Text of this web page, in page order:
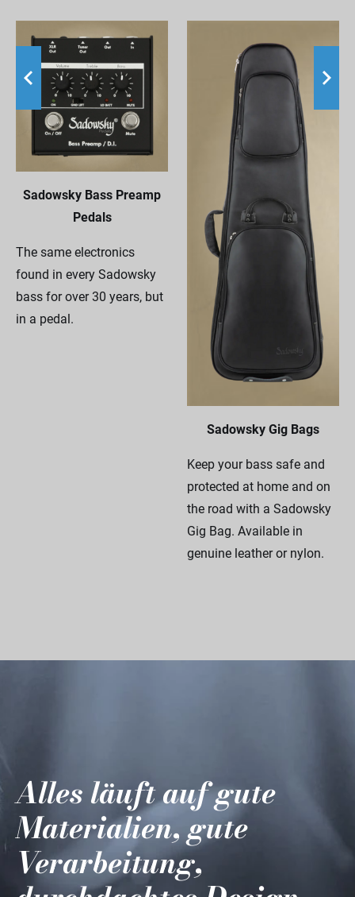
Sadowsky Bass Preamp
Pedals
The same electronics
found in every Sadowsky
bass for over 30 years, but
in a pedal.
Sadowsky Gig Bags
Keep your bass safe and
protected at home and on
the road with a Sadowsky
Gig Bag. Available in
genuine leather or nylon.
Alles läuft auf gute
Materialien, gute
Verarbeitung,